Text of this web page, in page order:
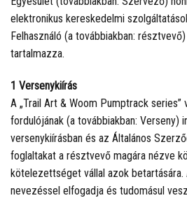
elektronikus kereskedelmi
Felhasználó (a továbbiakban:
tartalmazza.
1 Versenykiírás
A „Trail Art & Woom Pumptrack series”
fordulójának (a továbbiakban: Verseny)
versenykiírásban és az Általános
foglaltakat a résztvevő magára nézve
kötelezettséget vállal azok betartására.
nevezéssel elfogadja és tudomásul